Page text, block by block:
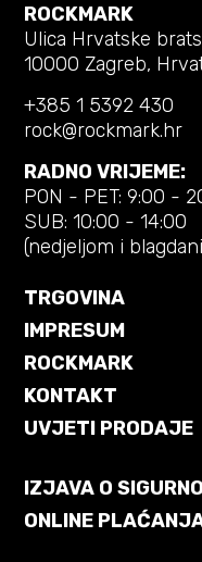
ROCKMARK
Ulica Hrvatske
10000 Zagreb,
+385 1 5392 430
rock@rockmark.hr
RADNO VRIJEME:
PON - PET: 9:00 -
SUB: 10:00 - 14:00
(nedjeljom i
TRGOVINA
IMPRESUM
ROCKMARK
KONTAKT
UVJETI PRODAJE
IZJAVA O
ONLINE